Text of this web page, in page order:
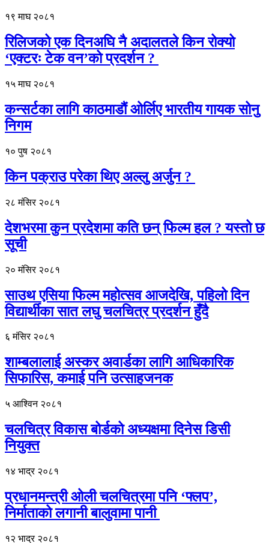
१९ माघ २०८१
रिलिजको एक दिनअघि नै अदालतले किन रोक्यो
‘एक्टरः टेक वन’को प्रदर्शन ?
१५ माघ २०८१
कन्सर्टका लागि काठमाडौं ओर्लिए भारतीय गायक सोनु
निगम
१० पुष २०८१
किन पक्राउ परेका थिए अल्लु अर्जुन ?
२८ मंसिर २०८१
देशभरमा कुन प्रदेशमा कति छन् फिल्म हल ? यस्तो छ
सूची
२० मंसिर २०८१
साउथ एसिया फिल्म महोत्सव आजदेखि, पहिलो दिन
विद्यार्थीका सात लघु चलचित्र प्रदर्शन हुँदै
६ मंसिर २०८१
शाम्बलालाई अस्कर अवार्डका लागि आधिकारिक
सिफारिस, कमाई पनि उत्साहजनक
५ आश्विन २०८१
चलचित्र विकास बोर्डको अध्यक्षमा दिनेस डिसी
नियुक्त
१४ भाद्र २०८१
प्रधानमन्त्री ओली चलचित्रमा पनि ‘फ्लप’,
निर्माताको लगानी बालुवामा पानी
१२ भाद्र २०८१